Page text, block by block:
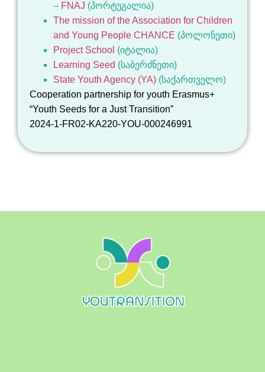
– FNAJ (პორტუგალია)
The mission of the Association for Children
and Young People CHANCE (პოლონეთი)
Project School (იტალია)
Learning Seed (საბერძნეთი)
State Youth Agency (YA) (საქართველო)
Cooperation partnership for youth Erasmus+
“Youth Seeds for a Just Transition”
2024-1-FR02-KA220-YOU-000246991